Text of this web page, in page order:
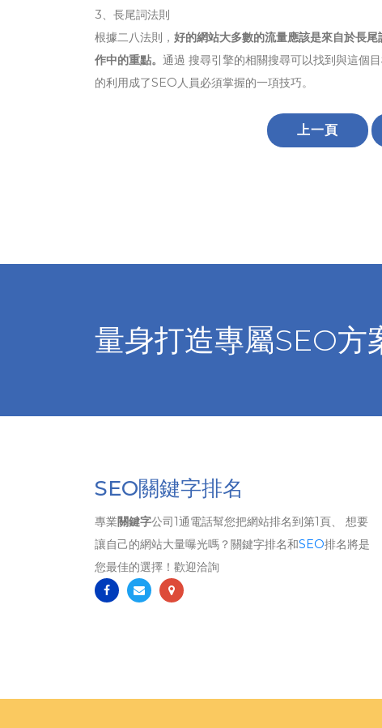
3、長尾詞法則
根據二八法則， 好的網站大多數的流量應該是來自於長
作中的重點。 通過 搜尋引擎的相關搜尋可以找到與這個
的利用成了SEO人員必須掌握的一項技巧。
上一頁
量身打造專屬SEO方
SEO關鍵字排名
專業關鍵字公司1通電話幫您把網站排名到第1頁、 想要
讓自己的網站大量曝光嗎？關鍵字排名和SEO排名將是
您最佳的選擇！歡迎洽詢